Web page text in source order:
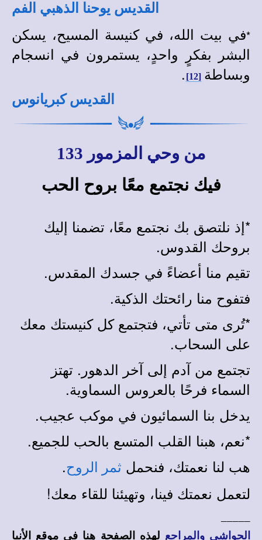
القديس يوحنا الذهبي الفم
*في بيت الله، في كنيسة المسيح، يسكن
البشر بفكرٍ واحدٍ، يستمرون في انسجام
وبساطة [12]
.
القديس كبريانوس
من وحي المزمور 133
فيك نجتمع معًا بروح الحب
*إذ نلتصق بك نجتمع معًا، تضمنا إليك
بروحك القدوس.
تقيم منا أعضاءً في جسدك المقدس.
فتفوح منا رائحتك الذكية.
*تُرى متى تأتي، فتجتمع كل كنيستك معك
على السحاب.
تجتمع من آدم إلى آخر الدهور. تهتز
السماء فرحًا بالعروس السماوية.
يدخل بنا السمائيون في موكب عجيب.
*نعم، هبنا القلب المتسع بالحب للجميع.
هب لنا نعمتك، فنحمل ثمر الروح.
لتعمل نعمتك فينا، وتهيئنا للقاء معك!
الحواشي والمراجع لهذه الصفحة هنا في موقع الأنبا